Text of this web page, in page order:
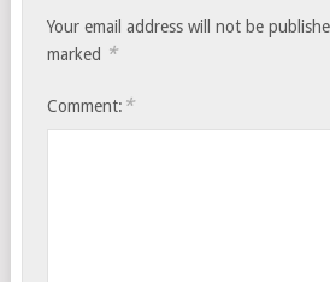
Your email address will not be
marked *
Comment: *